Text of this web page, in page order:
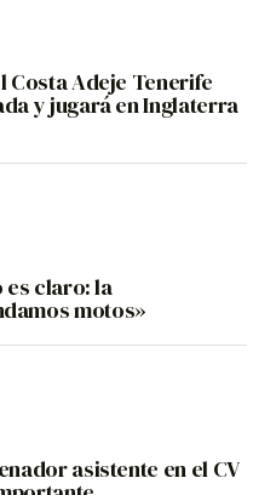
Costa Adeje Tenerife
y jugará en Inglaterra
es claro: la
motos»
asistente en el CV